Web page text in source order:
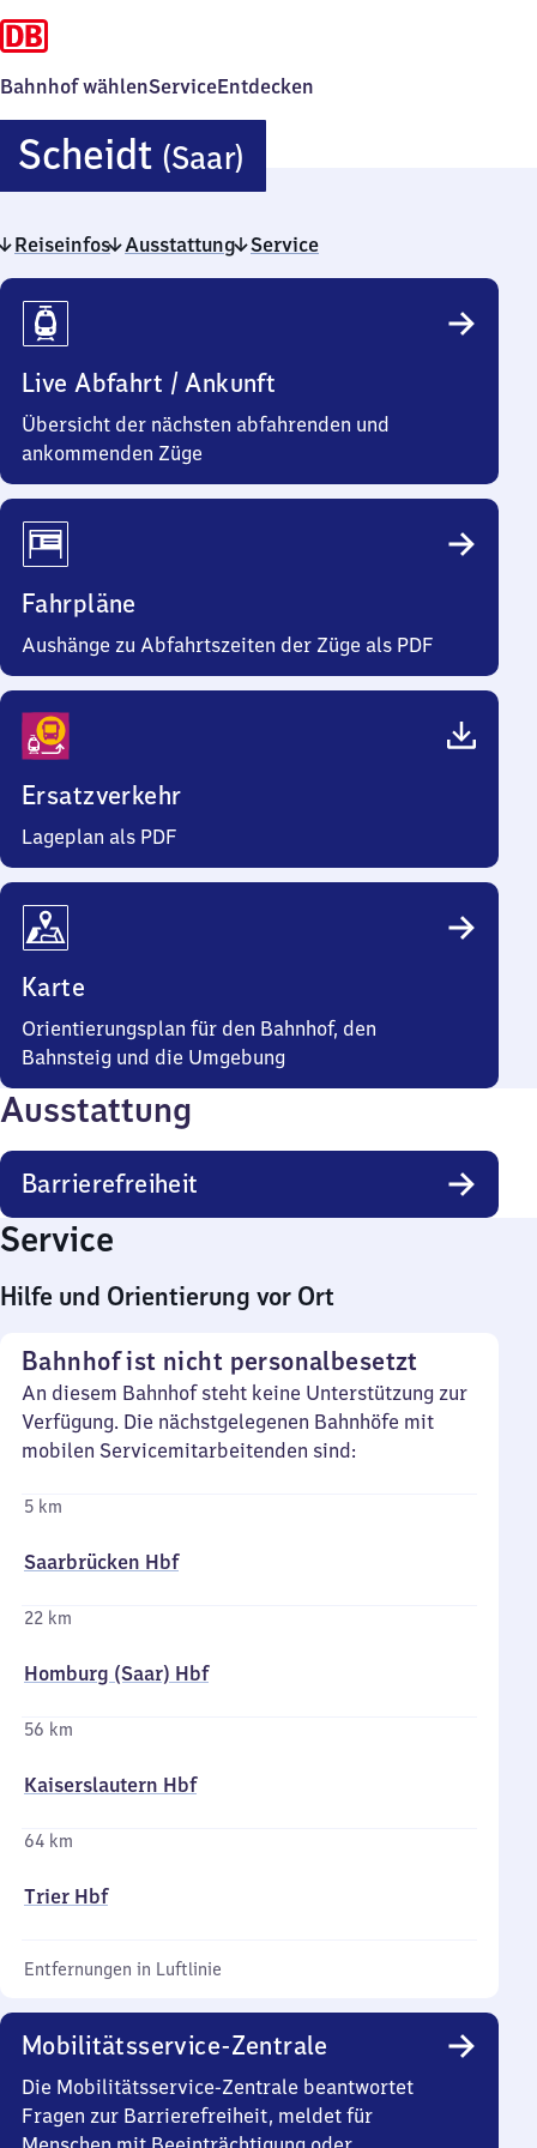
Bahnhof wählenServiceEntdecken
Scheidt (Saar)
(Saar)
Reiseinfos Ausstattung Service
Reiseinfos
Live Abfahrt / Ankunft
Übersicht der nächsten abfahrenden und
ankommenden Züge
Fahrpläne
Aushänge zu Abfahrtszeiten der Züge als PDF
Ersatzverkehr
Lageplan als PDF
Karte
Orientierungsplan für den Bahnhof, den
Bahnsteig und die Umgebung
Ausstattung
Barrierefreiheit
Service
Hilfe und Orientierung vor Ort
Bahnhof ist nicht personalbesetzt
An diesem Bahnhof steht keine Unterstützung zur
Verfügung. Die nächstgelegenen Bahnhöfe mit
mobilen Servicemitarbeitenden sind:
5 km
Saarbrücken Hbf
22 km
Homburg (Saar) Hbf
56 km
Kaiserslautern Hbf
64 km
Trier Hbf
Entfernungen in Luftlinie
Mobilitätsservice-Zentrale
Die Mobilitätsservice-Zentrale beantwortet
Fragen zur Barrierefreiheit, meldet für